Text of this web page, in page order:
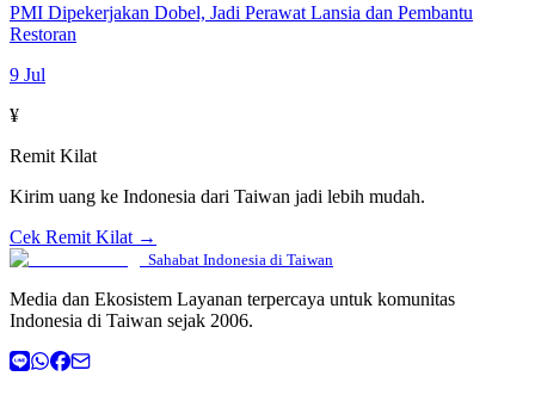
PMI Dipekerjakan Dobel, Jadi Perawat Lansia dan Pembantu
Restoran
9 Jul
¥
Remit Kilat
Kirim uang ke Indonesia dari Taiwan jadi lebih mudah.
Cek Remit Kilat →
Sahabat Indonesia di Taiwan
Media dan Ekosistem Layanan terpercaya untuk komunitas
Indonesia di Taiwan sejak 2006.